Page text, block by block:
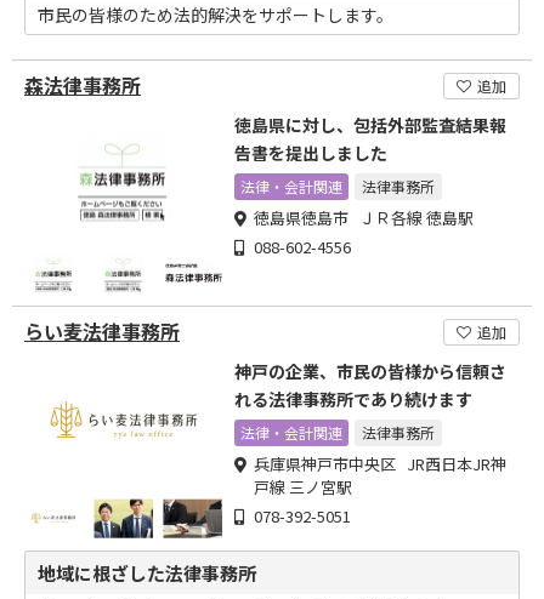
市民の皆様のため法的解決をサポートします。
森法律事務所 追加
徳島県に対し、包括外部監査結果報
告書を提出しました
法律・会計関連 法律事務所
徳島県徳島市 ＪＲ各線 徳島駅
088-602-4556
らい麦法律事務所 追加
神戸の企業、市民の皆様から信頼さ
れる法律事務所であり続けます
法律・会計関連 法律事務所
兵庫県神戸市中央区 JR西日本JR神
戸線 三ノ宮駅
078-392-5051
地域に根ざした法律事務所